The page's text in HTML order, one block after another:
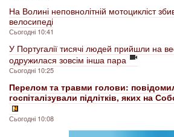
На Волині неповнолітній мотоцикліст
велосипеді
Сьогодні 10:41
У Португалії тисячі людей прийшли на
одружилася зовсім інша пара
Сьогодні 10:25
Перелом та травми голови:
госпіталізували підлітків, яких на
Сьогодні 10:08